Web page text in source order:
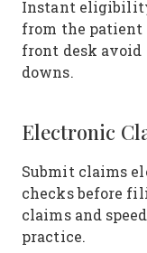
Instant
from the patient
front desk avoid
downs.
Electronic
Submit claims
checks before
claims and
practice.